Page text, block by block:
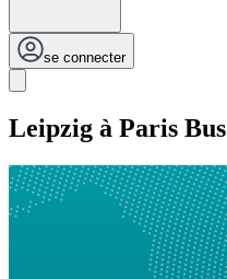
se connecter
Leipzig à Paris Bus